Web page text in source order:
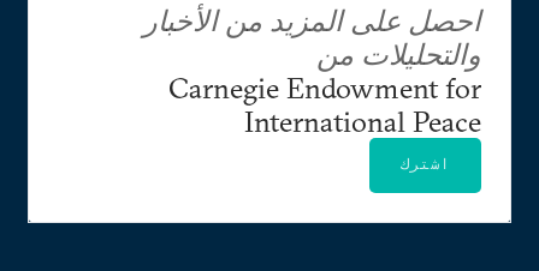
احصل على المزيد من الأخبار
والتحليلات من
Carnegie Endowment for
International Peace
اشترك